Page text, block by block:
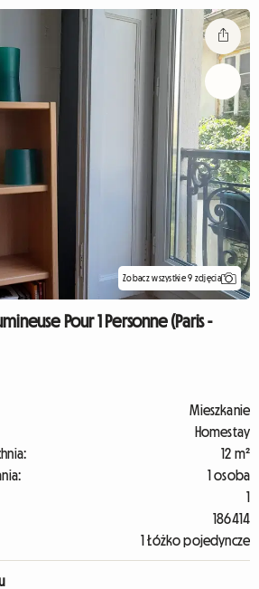
Zobacz wszystkie 9 zdjęcia
Pour 1 Personne (Paris -
Mieszkanie
Homestay
12 m²
1 osoba
1
186414
1 Łóżko pojedyncze